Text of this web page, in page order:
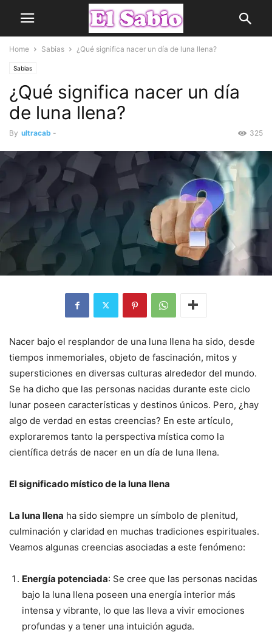
Home Sabias ¿Qué significa nacer un día de luna llena?
Sabias
¿Qué significa nacer un día
de luna llena?
By ultracab - 325
Nacer bajo el resplandor de una luna llena ha sido, desde
tiempos inmemoriales, objeto de fascinación, mitos y
supersticiones en diversas culturas alrededor del mundo.
Se ha dicho que las personas nacidas durante este ciclo
lunar poseen características y destinos únicos. Pero, ¿hay
algo de verdad en estas creencias? En este artículo,
exploraremos tanto la perspectiva mística como la
científica detrás de nacer en un día de luna llena.
El significado místico de la luna llena
La luna llena ha sido siempre un símbolo de plenitud,
culminación y claridad en muchas tradiciones espirituales.
Veamos algunas creencias asociadas a este fenómeno:
Energía potenciada: Se cree que las personas nacidas
bajo la luna llena poseen una energía interior más
intensa y vibrante, lo que las lleva a vivir emociones
profundas y a tener una intuición aguda.